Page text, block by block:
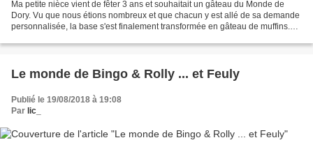
Ma petite nièce vient de fêter 3 ans et souhaitait un gâteau du Monde de
Dory. Vu que nous étions nombreux et que chacun y est allé de sa demande
personnalisée, la base s'est finalement transformée en gâteau de muffins.
Le monde de Bingo & Rolly ... et Feuly
Publié le 19/08/2018 à 19:08
Par lic_